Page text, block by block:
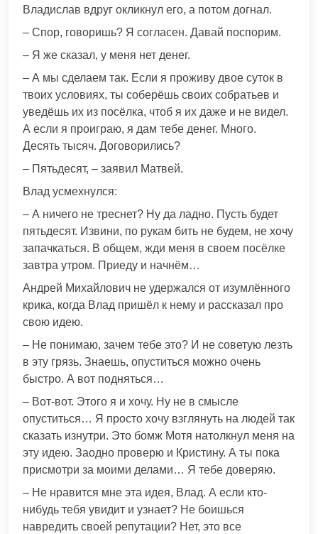
Владислав вдруг окликнул его, а потом догнал.
– Спор, говоришь? Я согласен. Давай поспорим.
– Я же сказал, у меня нет денег.
– А мы сделаем так. Если я проживу двое суток в
твоих условиях, ты соберёшь своих собратьев и
уведёшь их из посёлка, чтоб я их даже и не видел.
А если я проиграю, я дам тебе денег. Много.
Десять тысяч. Договорились?
– Пятьдесят, – заявил Матвей.
Влад усмехнулся:
– А ничего не треснет? Ну да ладно. Пусть будет
пятьдесят. Извини, по рукам бить не будем, не хочу
запачкаться. В общем, жди меня в своем посёлке
завтра утром. Приеду и начнём…
Андрей Михайлович не удержался от изумлённого
крика, когда Влад пришёл к нему и рассказал про
свою идею.
– Не понимаю, зачем тебе это? И не советую лезть
в эту грязь. Знаешь, опуститься можно очень
быстро. А вот подняться…
– Вот-вот. Этого я и хочу. Ну не в смысле
опуститься… Я просто хочу взглянуть на людей так
сказать изнутри. Это бомж Мотя натолкнул меня на
эту идею. Заодно проверю и Кристину. А ты пока
присмотри за моими делами… Я тебе доверяю.
– Не нравится мне эта идея, Влад. А если кто-
нибудь тебя увидит и узнает? Не боишься
навредить своей репутации? Нет, это все